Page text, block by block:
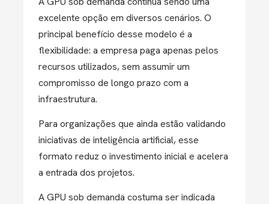
excelente opção em diversos cenários. O
principal benefício desse modelo é a
flexibilidade: a empresa paga apenas pelos
recursos utilizados, sem assumir um
compromisso de longo prazo com a
infraestrutura.
Para organizações que ainda estão validando
iniciativas de inteligência artificial, esse
formato reduz o investimento inicial e acelera
a entrada dos projetos.
A GPU sob demanda costuma ser indicada